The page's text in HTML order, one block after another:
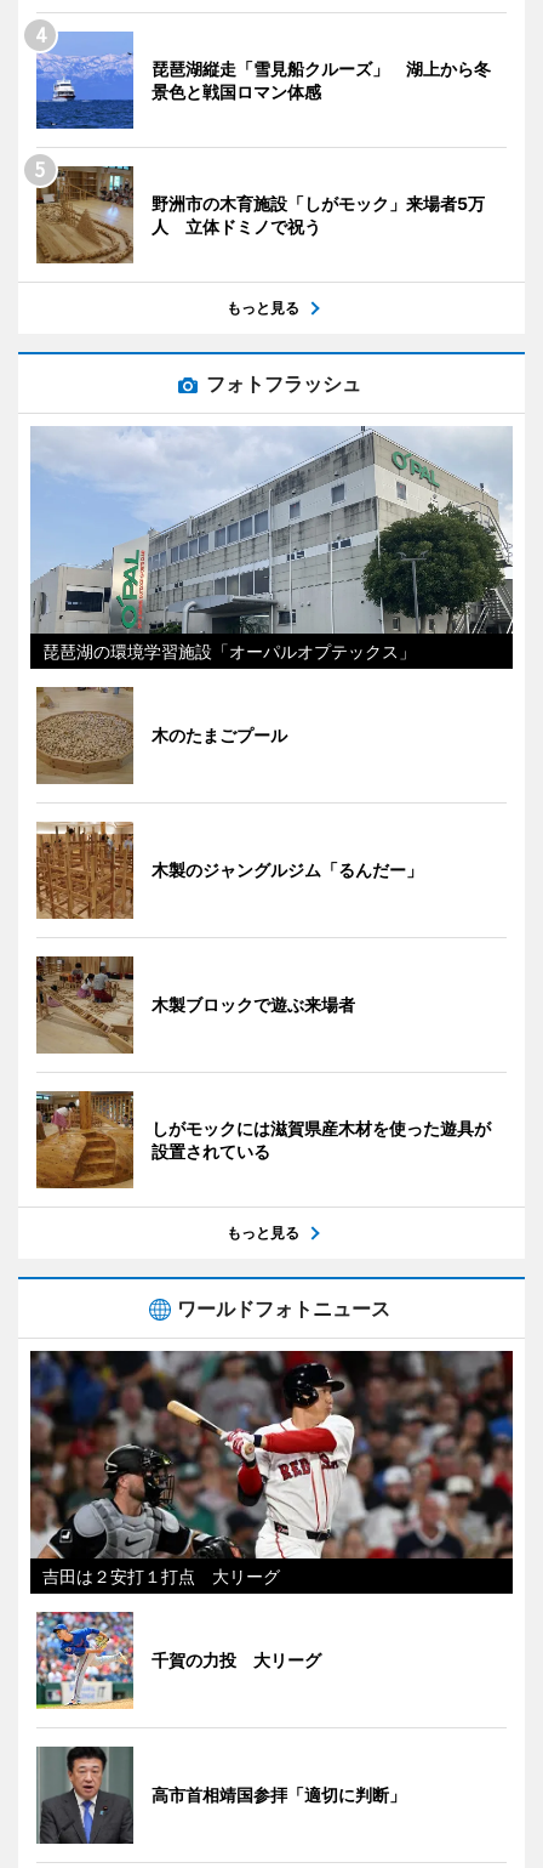
琵琶湖縦走「雪見船クルーズ」 湖上から冬
景色と戦国ロマン体感
野洲市の木育施設「しがモック」来場者5万
人 立体ドミノで祝う
もっと見る
フォトフラッシュ
琵琶湖の環境学習施設「オーパルオプテックス」
木のたまごプール
木製のジャングルジム「るんだー」
木製ブロックで遊ぶ来場者
しがモックには滋賀県産木材を使った遊具が
設置されている
もっと見る
ワールドフォトニュース
吉田は２安打１打点 大リーグ
千賀の力投 大リーグ
高市首相靖国参拝「適切に判断」